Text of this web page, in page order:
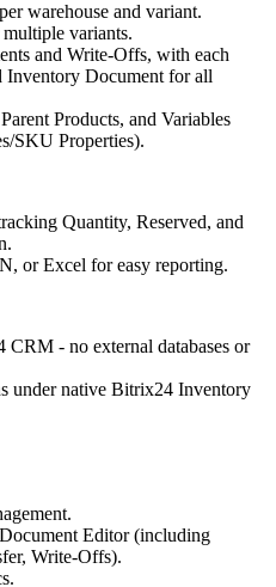
warehouse and variant.
variants.
and Write-Offs, with each
Inventory Document for all
Products, and Variables
SKU Properties).
Quantity, Reserved, and
or Excel for easy reporting.
- no external databases or
under native Bitrix24 Inventory
Editor (including
Write-Offs).